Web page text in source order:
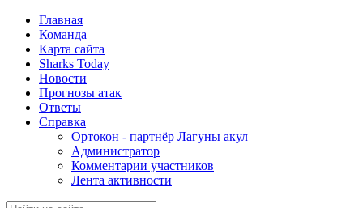
Главная
Команда
Карта сайта
Sharks Today
Новости
Прогнозы атак
Ответы
Справка
Ортокон - партнёр Лагуны акул
Администратор
Комментарии участников
Лента активности